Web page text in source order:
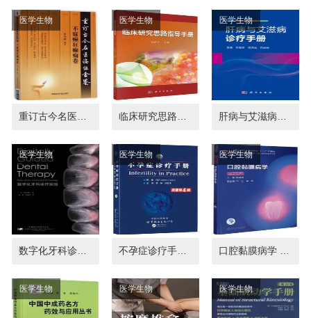
医学生物 医学生物 医学生物
医学生物 医学生物
不孕症诊疗手册 原著第4版
医学生物
医学生物 医学生物 医学生物